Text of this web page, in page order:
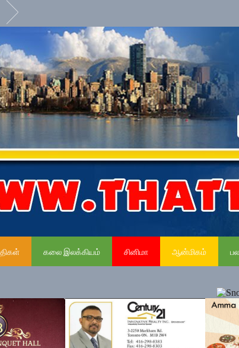
கலை இலக்கியம் சினிமா ஆன்மிகம்